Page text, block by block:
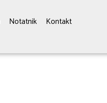
Notatnik Kontakt